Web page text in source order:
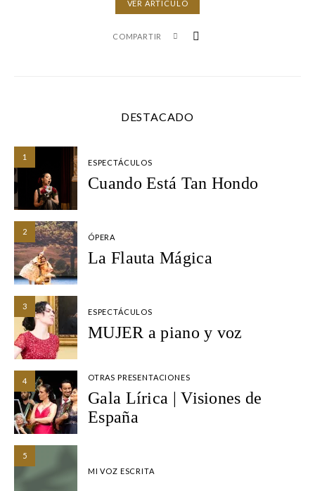
VER ARTÍCULO
COMPARTIR
DESTACADO
1
ESPECTÁCULOS
Cuando Está Tan Hondo
2
ÓPERA
La Flauta Mágica
3
ESPECTÁCULOS
MUJER a piano y voz
4 OTRAS PRESENTACIONES
Gala Lírica | Visiones de
España
5
MI VOZ ESCRITA